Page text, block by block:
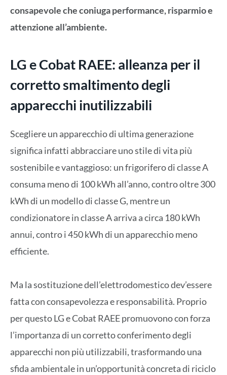
consapevole che coniuga performance, risparmio e
attenzione all’ambiente.
LG e Cobat RAEE: alleanza per il
corretto smaltimento degli
apparecchi inutilizzabili
Scegliere un apparecchio di ultima generazione
significa infatti abbracciare uno stile di vita più
sostenibile e vantaggioso: un frigorifero di classe A
consuma meno di 100 kWh all’anno, contro oltre 300
kWh di un modello di classe G, mentre un
condizionatore in classe A arriva a circa 180 kWh
annui, contro i 450 kWh di un apparecchio meno
efficiente.
Ma la sostituzione dell’elettrodomestico dev’essere
fatta con consapevolezza e responsabilità. Proprio
per questo LG e Cobat RAEE promuovono con forza
l’importanza di un corretto conferimento degli
apparecchi non più utilizzabili, trasformando una
sfida ambientale in un’opportunità concreta di riciclo